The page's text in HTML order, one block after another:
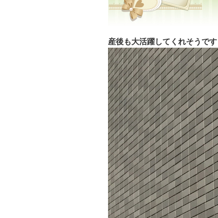
産後も大活躍してくれそうで